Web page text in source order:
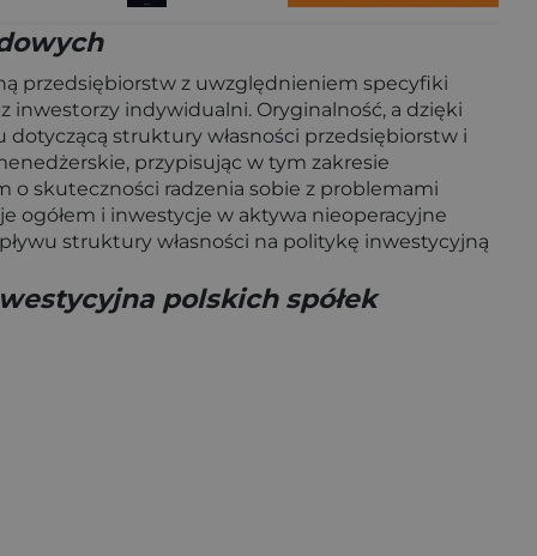
przedsiębiorstw z uwzględnieniem specyfiki
inwestorzy indywidualni. Oryginalność, a dzięki
struktury własności przedsiębiorstw i
przypisując w tym zakresie
o skuteczności radzenia sobie z problemami
ogółem i inwestycje w aktywa nieoperacyjne
struktury własności na politykę inwestycyjną
polskich spółek